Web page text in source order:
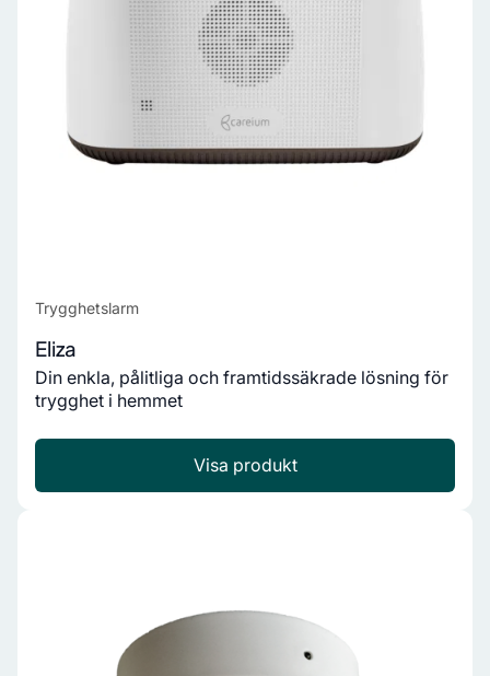
Trygghetslarm
Eliza
Din enkla, pålitliga och framtidssäkrade lösning för
trygghet i hemmet
Visa produkt